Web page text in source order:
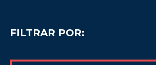
FILTRAR POR: